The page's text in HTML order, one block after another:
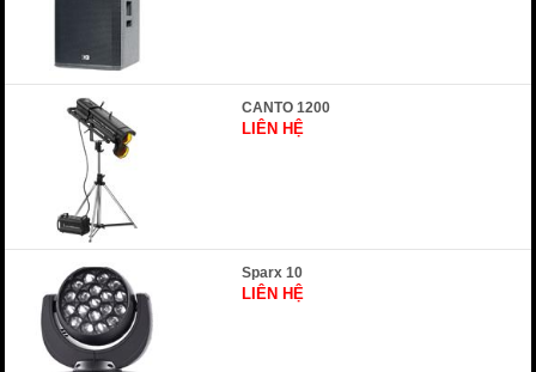
CANTO 1200
LIÊN HỆ
Sparx 10
LIÊN HỆ